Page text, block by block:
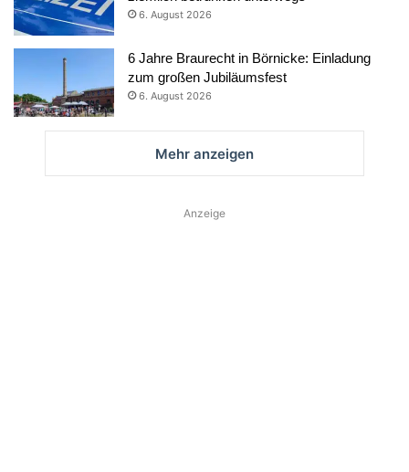
6. August 2026
6 Jahre Braurecht in Börnicke: Einladung
zum großen Jubiläumsfest
6. August 2026
Mehr anzeigen
Anzeige